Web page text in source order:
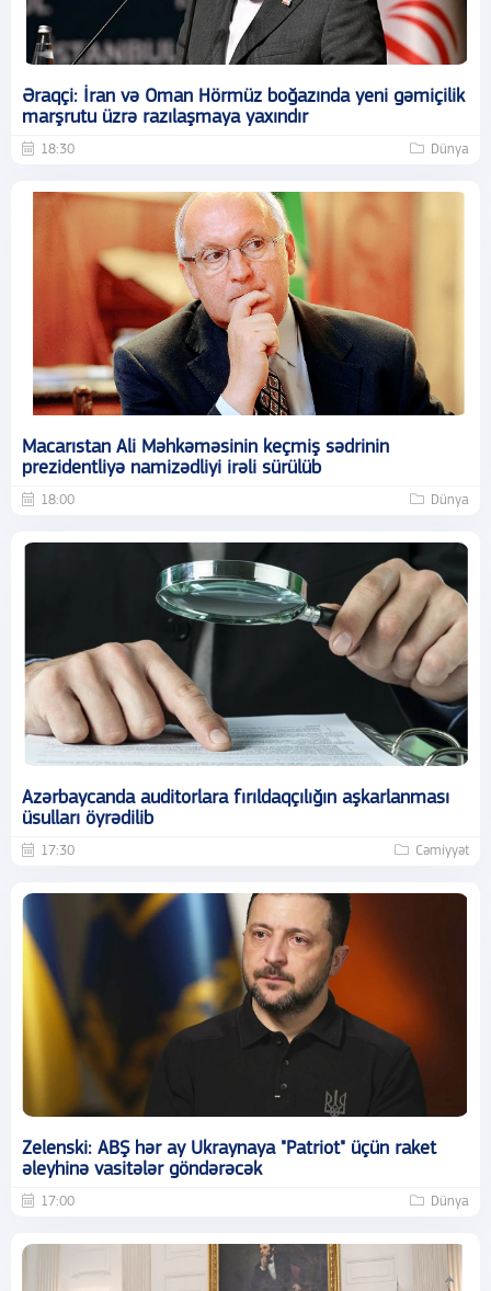
Əraqçi: İran və Oman Hörmüz boğazında yeni gəmiçilik
marşrutu üzrə razılaşmaya yaxındır
18:30 Dünya
Macarıstan Ali Məhkəməsinin keçmiş sədrinin
prezidentliyə namizədliyi irəli sürülüb
18:00 Dünya
Azərbaycanda auditorlara fırıldaqçılığın aşkarlanması
üsulları öyrədilib
17:30 Cəmiyyət
Zelenski: ABŞ hər ay Ukraynaya "Patriot" üçün raket
əleyhinə vasitələr göndərəcək
17:00 Dünya